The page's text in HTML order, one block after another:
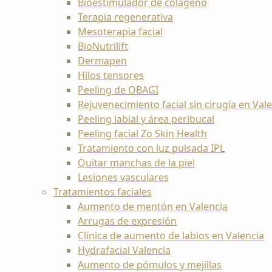
Terapia regenerativa
Mesoterapia facial
BioNutrilift
Dermapen
Hilos tensores
Peeling de OBAGI
Rejuvenecimiento facial sin cirugía en
Peeling labial y área peribucal
Peeling facial Zo Skin Health
Tratamiento con luz pulsada IPL
Quitar manchas de la piel
Lesiones vasculares
Tratamientos faciales
Aumento de mentón en Valencia
Arrugas de expresión
Clínica de aumento de labios en Valencia
Hydrafacial Valencia
Aumento de pómulos y mejillas